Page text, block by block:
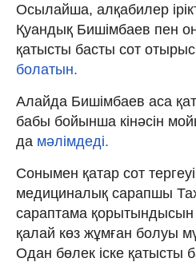
Осылайша, алқабилер
Қуандық Бишімбаев пен
қатысты басты сот
болатын.
Алайда Бишімбаев аса
бабы бойынша кінәсін
да мәлімдеді.
Сонымен қатар сот
медициналық сарапшы
сараптама
қалай көз жұмған болуы
Одан бөлек іске қатысты